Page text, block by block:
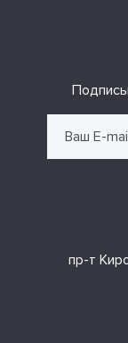
пр-т